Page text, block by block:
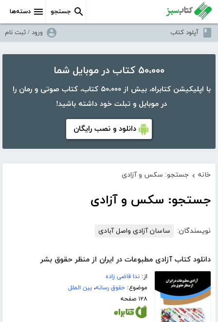
دسته‌ها جستجو
آپلود کتاب ورود / ثبت نام
۵۰،۰۰۰ کتاب در موبایل شما
با اپلیکیشن کتابراه، بیش از ۵۰،۰۰۰ کتاب، کتاب صوتی و رمان را
در موبایل و تبلت خود داشته باشید!
دانلود و نصب رایگان
خانه › جستجو: سکس و آزادی
جستجو: سکس و آزادی
نویسندگان: ساسان آزادی واصل آبادی
دانلود کتاب آزادی مطبوعات در ایران از منظر حقوق بشر
از:ندا قاضی زاده
موضوع:حقوق رسانه،بین الملل
۱۲۸ صفحه